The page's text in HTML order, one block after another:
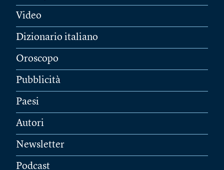
Video
Dizionario italiano
Oroscopo
Pubblicità
Paesi
Autori
Newsletter
Podcast